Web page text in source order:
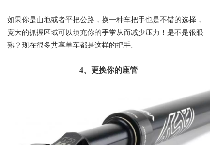
如果你是山地或者平把公路，换一种车把手也是不错的选择，
宽大的抓握区域可以填充你的手掌从而减少压力！是不是很眼
熟？现在很多共享单车都是这样的把手。
4、更换你的座管